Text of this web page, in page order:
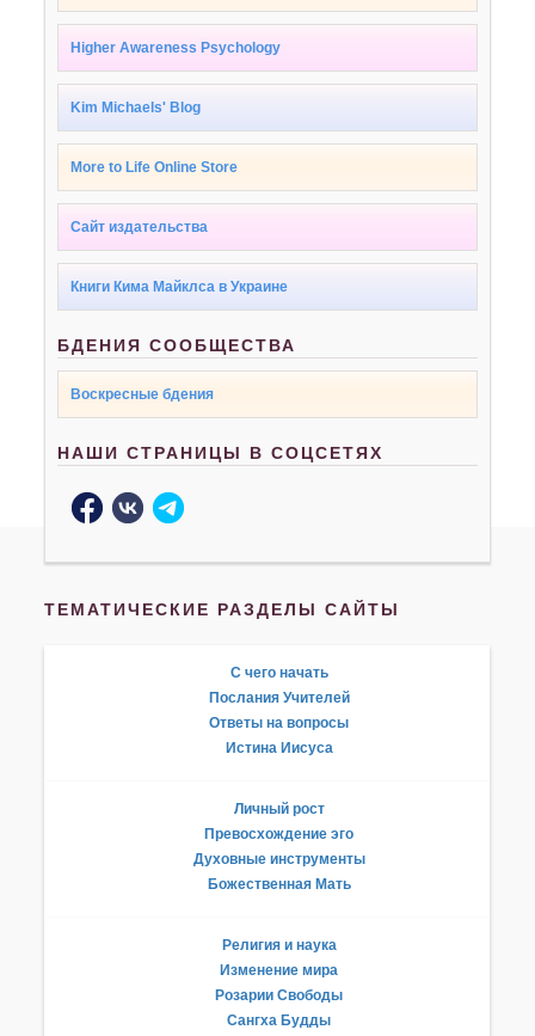
Higher Awareness Psychology
Kim Michaels' Blog
More to Life Online Store
Сайт издательства
Книги Кима Майклса в Украине
БДЕНИЯ СООБЩЕСТВА
Воскресные бдения
НАШИ СТРАНИЦЫ В СОЦСЕТЯХ
ТЕМАТИЧЕСКИЕ РАЗДЕЛЫ САЙТЫ
С чего начать
Послания Учителей
Ответы на вопросы
Истина Иисуса
Личный рост
Превосхождение эго
Духовные инструменты
Божественная Мать
Религия и наука
Изменение мира
Розарии Свободы
Сангха Будды